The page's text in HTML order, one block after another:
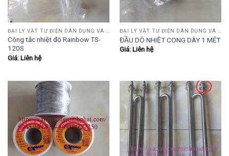
Công tắc nhiệt độ Rainbow TS-
120S
Giá: Liên hệ
ĐẦU DÒ NHIỆT CONG DÂY 1 MÉT
Giá: Liên hệ